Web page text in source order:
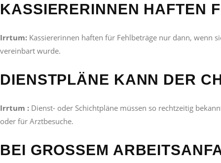
KASSIERERINNEN HAFTEN
Irrtum: Kassiererinnen haften für Fehlbeträge nur dann, wenn
vereinbart wurde.
DIENSTPLÄNE KANN DER
Irrtum : Dienst- oder Schichtpläne müssen so rechtzeitig
oder für Arztbesuche.
BEI GROSSEM